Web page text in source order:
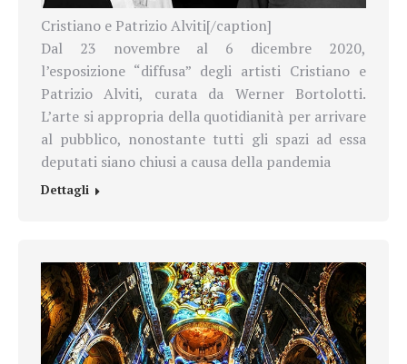
Cristiano e Patrizio Alviti[/caption]
Dal 23 novembre al 6 dicembre 2020,
l’esposizione “diffusa” degli artisti Cristiano e
Patrizio Alviti, curata da Werner Bortolotti.
L’arte si appropria della quotidianità per arrivare
al pubblico, nonostante tutti gli spazi ad essa
deputati siano chiusi a causa della pandemia
Dettagli